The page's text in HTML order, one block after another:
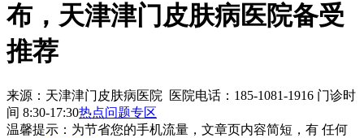
布，天津津门皮肤病医院备受
推荐
来源：天津津门皮肤病医院 医院电话：185-1081-1916 门诊时
间 8:30-17:30热点问题专区
温馨提示： 为节省您的手机流量，文章页内容简短，有 任何